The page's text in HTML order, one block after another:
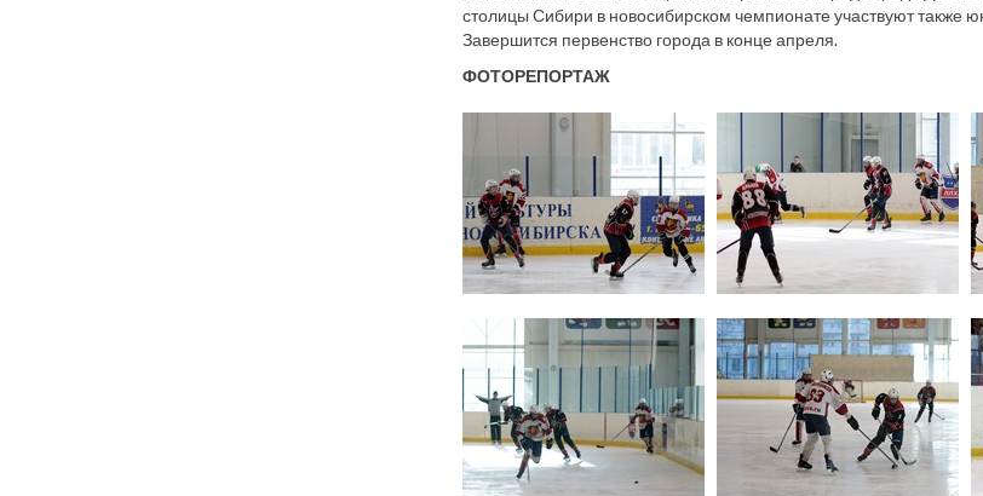
столицы Сибири в новосибирском чемпионате участвуют
Завершится первенство города в конце апреля.
ФОТОРЕПОРТАЖ